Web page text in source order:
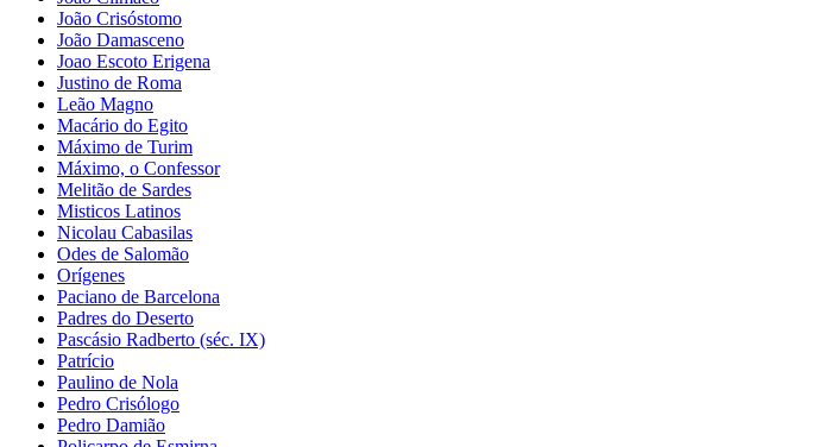
João Crisóstomo
João Damasceno
Joao Escoto Erigena
Justino de Roma
Leão Magno
Macário do Egito
Máximo de Turim
Máximo, o Confessor
Melitão de Sardes
Misticos Latinos
Nicolau Cabasilas
Odes de Salomão
Orígenes
Paciano de Barcelona
Padres do Deserto
Pascásio Radberto (séc. IX)
Patrício
Paulino de Nola
Pedro Crisólogo
Pedro Damião